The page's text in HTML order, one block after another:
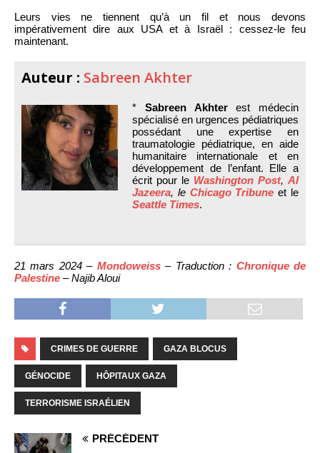
Leurs vies ne tiennent qu’à un fil et nous devons
impérativement dire aux USA et à Israël : cessez-le feu
maintenant.
Auteur : Sabreen Akhter
* Sabreen Akhterest médecin
spécialisé en urgences pédiatriques
possédant une expertise en
traumatologie pédiatrique, en aide
humanitaire internationale et en
développement de l’enfant. Elle a
écrit pour le Washington Post, Al
Jazeera, le Chicago Tribune et le
Seattle Times.
21 mars 2024 – Mondoweiss– Traduction : Chronique de
Palestine – Najib Aloui
CRIMES DE GUERRE GAZA BLOCUS
GÉNOCIDE HÔPITAUX GAZA
TERRORISME ISRAÉLIEN
PRÉCÉDENT